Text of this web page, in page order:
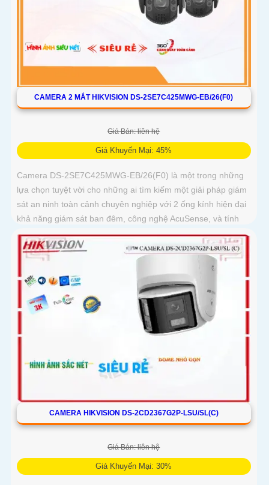
CAMERA 2 MẮT HIKVISION DS-2SE7C425MWG-EB/26(F0)
Giá Bán: liên hệ
Giá Khuyến Mại: 45%
Camera DS-2SE7C425MWG-EB/26(F0) là một trong những
lựa chọn tuyệt vời cho những ai tìm kiếm một giải pháp giám
sát an ninh toàn cảnh chuyên nghiệp với 2 ống kính hiện đại
khả năng giám sát ban đêm, công nghệ AcuSense, và tính
năng cảnh báo còi đèn giúp bảo vệ an ninh một cách tối ưu.
CAMERA HIKVISION DS-2CD2367G2P-LSU/SL(C)
Giá Bán: liên hệ
Giá Khuyến Mại: 30%